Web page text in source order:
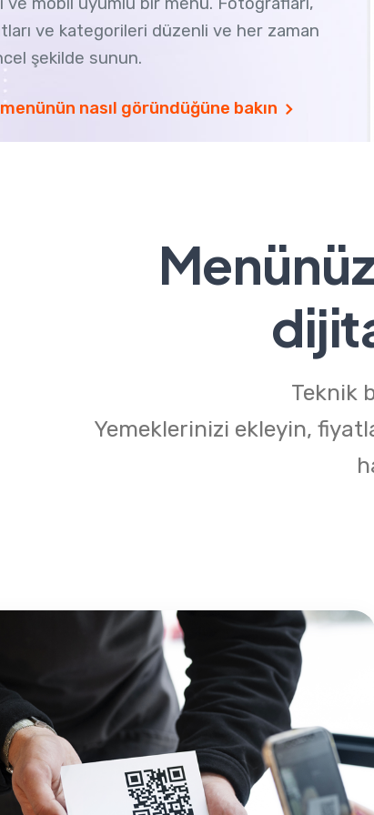
ve kategorileri düzenli ve her zaman
şekilde sunun.
menünün nasıl göründüğüne bakın
Teknik
Yemeklerinizi ekleyin,